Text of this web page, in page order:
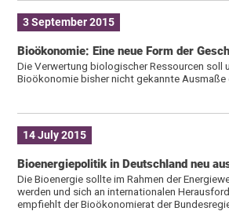
3 September 2015
Bioökonomie: Eine neue Form der
Die Verwertung biologischer Ressourcen soll
Bioökonomie bisher nicht gekannte Ausmaße
14 July 2015
Bioenergiepolitik in Deutschland neu
Die Bioenergie sollte im Rahmen der
werden und sich an internationalen
empfiehlt der Bioökonomierat der